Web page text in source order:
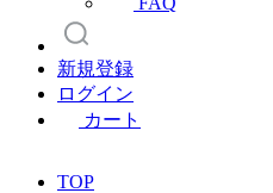
新規登録
ログイン
カート
TOP